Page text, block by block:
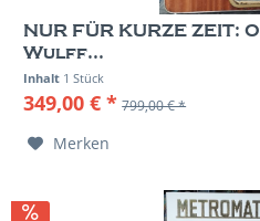
NUR FÜR KURZE ZEIT:
Wulff...
Inhalt 1 Stück
349,00 € * 799,00 € *
Merken